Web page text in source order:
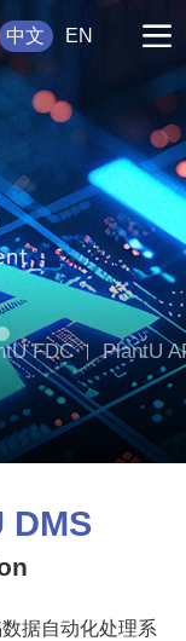
中文 EN
FDC PlantU
DMS
据自动化处理系